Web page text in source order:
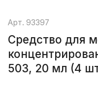
Арт. 93397
Средство для
503, 20 мл (4